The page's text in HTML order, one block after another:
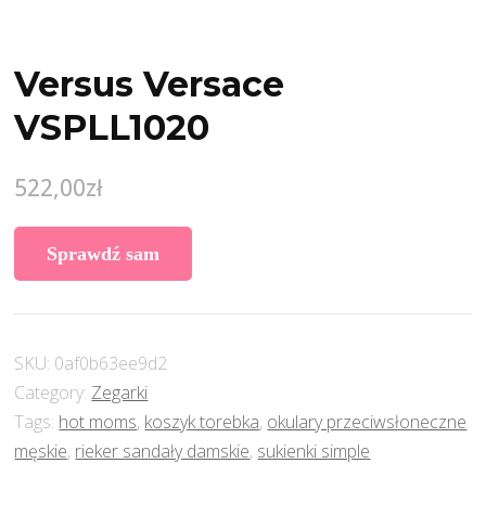
Versus Versace
VSPLL1020
522,00zł
Sprawdź sam
SKU: 0af0b63ee9d2
Category: Zegarki
Tags: hot moms, koszyk torebka, okulary przeciwsłoneczne
męskie, rieker sandały damskie, sukienki simple